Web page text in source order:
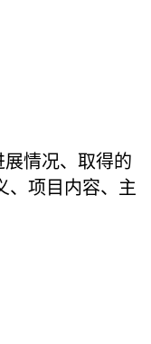
情况、取得的
、项目内容、主